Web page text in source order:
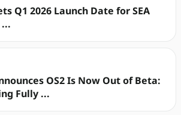
Q1 2026 Launch Date for SEA
OS2 Is Now Out of Beta:
Fully ...